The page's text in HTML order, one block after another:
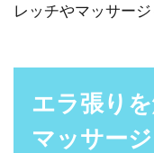
レッチやマッサージ
エラ張り
マッサージ